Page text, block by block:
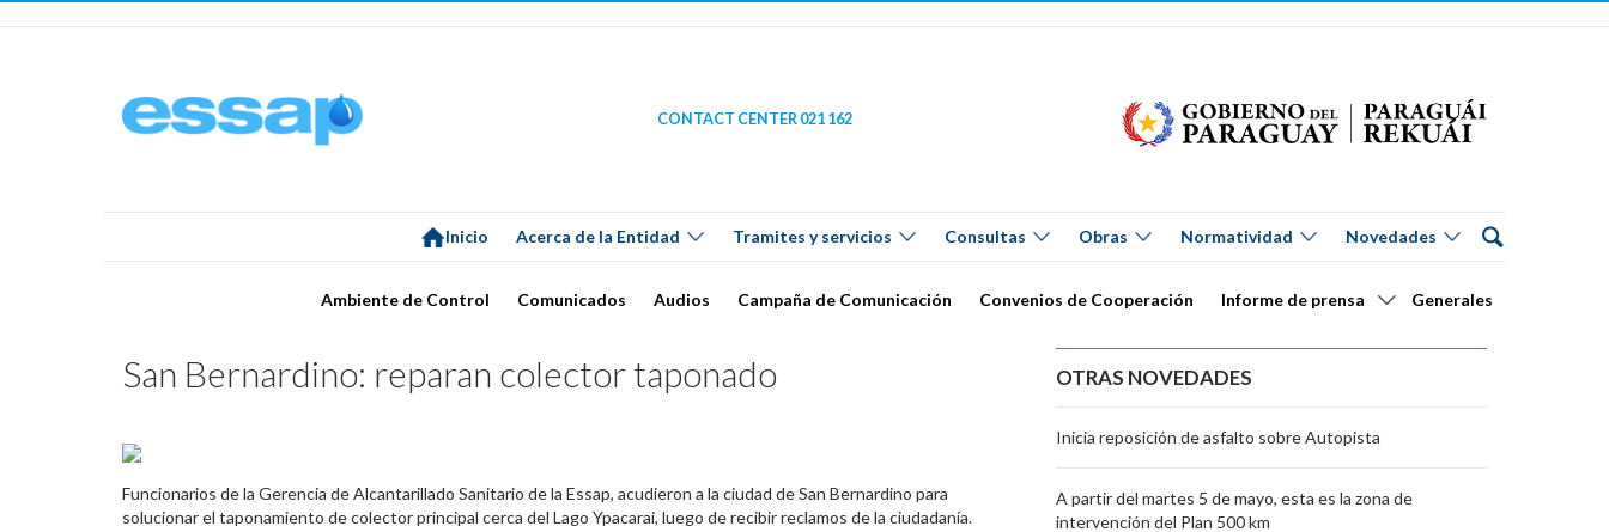
CONTACT CENTER 021 162
Inicio Acerca de la Entidad Tramites y servicios Consultas Obras Normatividad Novedades
Ambiente de Control Comunicados Audios Campaña de Comunicación Convenios de Cooperación Informe de prensa Generales
San Bernardino: reparan colector taponado
Funcionarios de la Gerencia de Alcantarillado Sanitario de la Essap, acudieron a la ciudad de San Bernardino para
solucionar el taponamiento de colector principal cerca del Lago Ypacarai, luego de recibir reclamos de la ciudadanía.
OTRAS NOVEDADES
Inicia reposición de asfalto sobre Autopista
A partir del martes 5 de mayo, esta es la zona de
intervención del Plan 500 km